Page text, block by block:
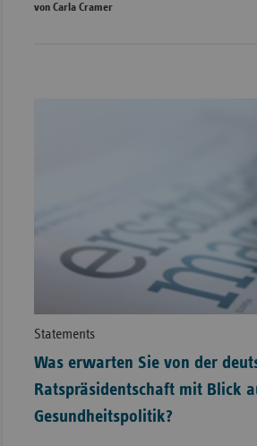
von Carla Cramer
Statements
Was erwarten Sie von der
Ratspräsidentschaft mit Blick
Gesundheitspolitik?